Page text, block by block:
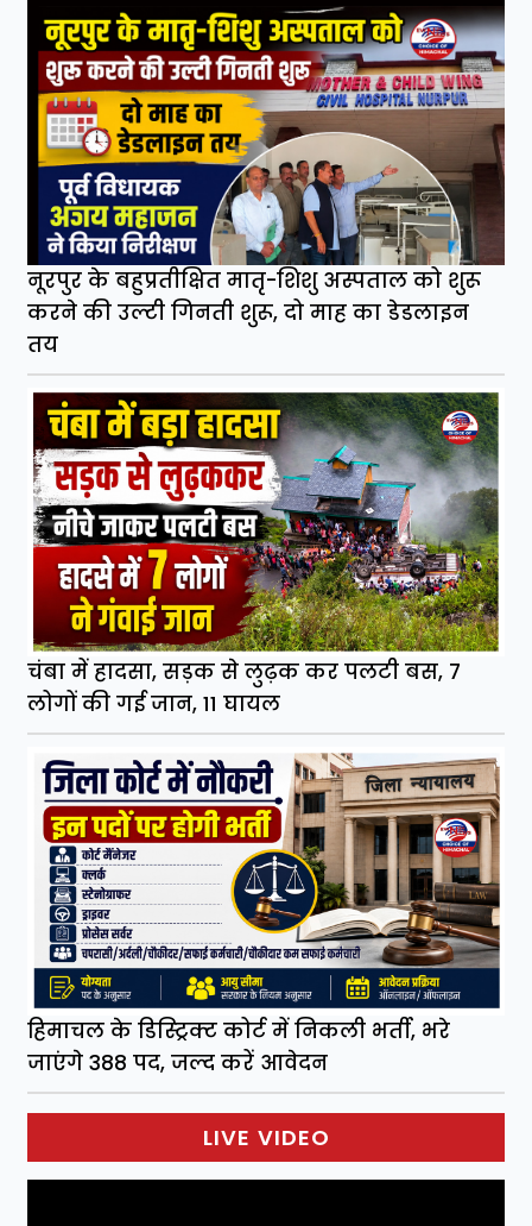
नूरपुर के बहुप्रतीक्षित मातृ-शिशु अस्पताल को शुरू
करने की उल्टी गिनती शुरू, दो माह का डेडलाइन
तय
चंबा में हादसा, सड़क से लुढ़क कर पलटी बस, 7
लोगों की गई जान, 11 घायल
हिमाचल के डिस्ट्रिक्ट कोर्ट में निकली भर्ती, भरे
जाएंगे 388 पद, जल्द करें आवेदन
LIVE VIDEO